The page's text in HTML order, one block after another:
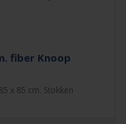
fiber Knoop
x 85 cm. Stokken